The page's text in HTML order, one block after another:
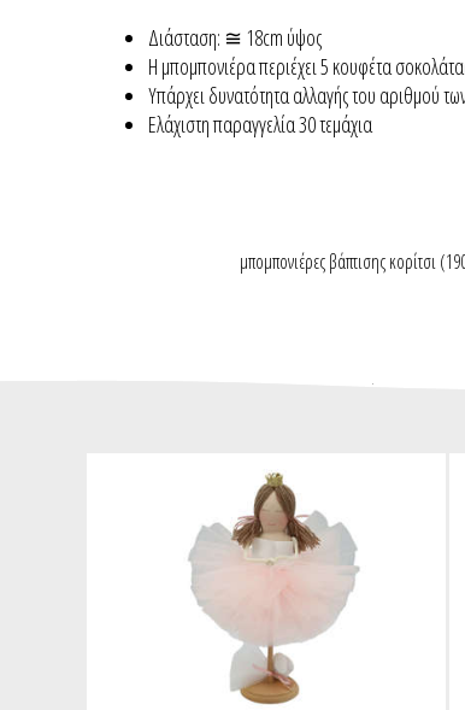
Διάσταση: ≅ 18cm ύψος
Η μπομπονιέρα περιέχει 5 κουφέτα
Yπάρχει δυνατότητα αλλαγής του αριθμού
Ελάχιστη παραγγελία 30 τεμάχια
μπομπονιέρες βάπτισης κορίτσι